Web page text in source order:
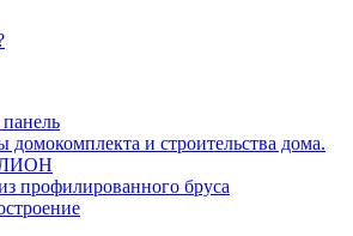
домокомплекта и строительства дома.
профилированного бруса